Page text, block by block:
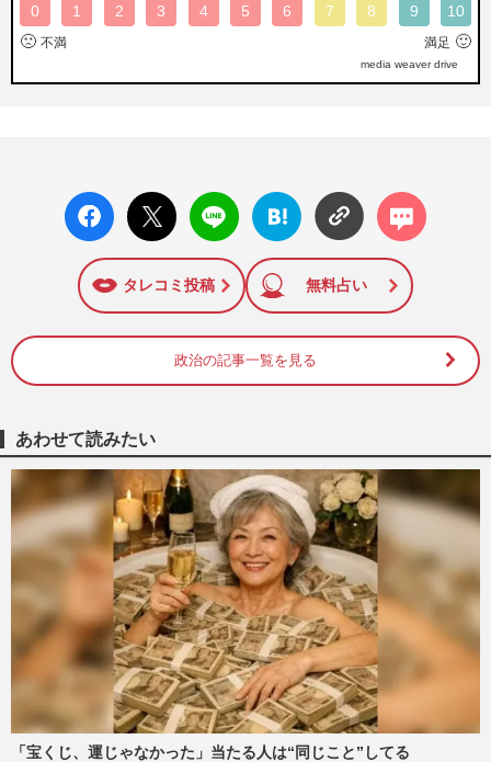
0 1 2 3 4 5 6 7 8 9 10
🙁 不満 満足 🙂
media weaver drive
facebo
ok い
X ポス
ト
LINE
はてな
ブック
に追加
コメン
ト
タレコミ投稿 無料占い
政治の記事一覧を見る
あわせて読みたい
「宝くじ、運じゃなかった」当たる人は“同じこと”してる